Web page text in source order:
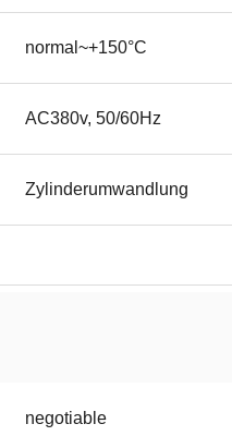
normal~+150°C
AC380v, 50/60Hz
Zylinderumwandlung
negotiable